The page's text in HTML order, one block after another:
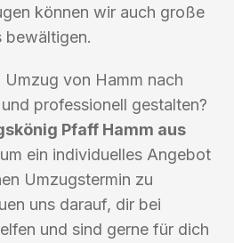
können wir auch große
bewältigen.
von Hamm nach
professionell gestalten?
Pfaff Hamm aus
ein individuelles Angebot
Umzugstermin zu
uns darauf, dir bei
und sind gerne für dich